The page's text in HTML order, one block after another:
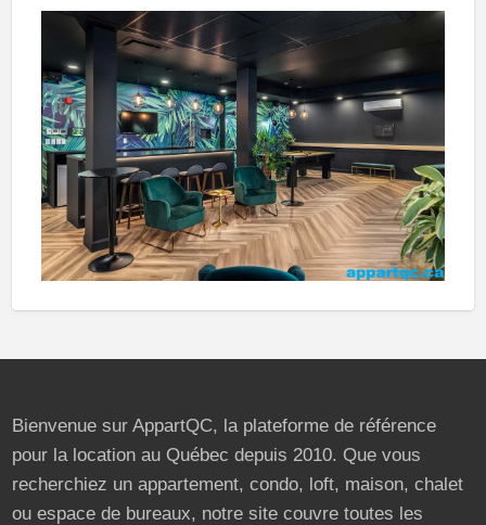
Bienvenue sur AppartQC, la plateforme de référence
pour la location au Québec depuis 2010. Que vous
recherchiez un appartement, condo, loft, maison, chalet
ou espace de bureaux, notre site couvre toutes les